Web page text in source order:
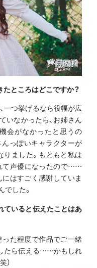
ところはどこですか？
一つ挙げるなら役幅が広
いなかったら、お姉さん
会がなかったと思うの
っぽいキャラクターが
りました。もともと私は
て声優になったので……
はすごく感謝していま
した。
いると伝えたことはあ
た程度で作品でご一緒
たら伝える……かもしれ
）